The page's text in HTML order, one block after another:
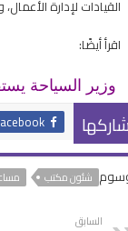
القيادات لإدارة
اقرأ أيضًا:
⁠وزير السياحة
شاركها
شئون مكتب
السابق